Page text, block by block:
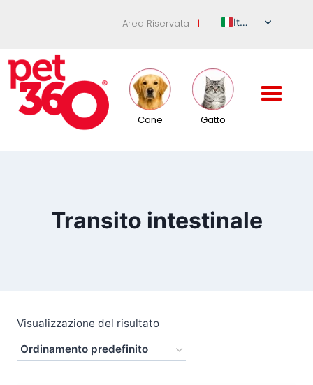
Area Riservata |
Italian
French
Cane Gatto
Transito intestinale
Visualizzazione del risultato